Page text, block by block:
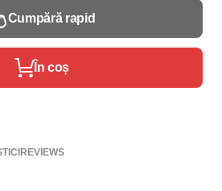
Cumpără rapid
În coș
REVIEWS